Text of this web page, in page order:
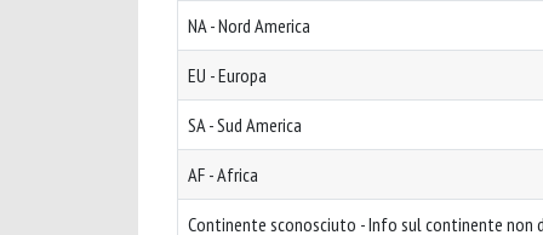
NA - Nord America
EU - Europa
SA - Sud America
AF - Africa
Continente sconosciuto - Info sul continente non